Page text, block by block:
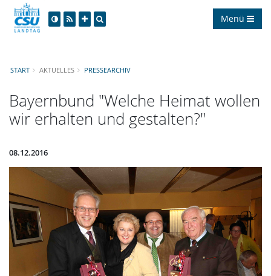
Menü
START AKTUELLES PRESSEARCHIV
Bayernbund "Welche Heimat wollen
wir erhalten und gestalten?"
08.12.2016